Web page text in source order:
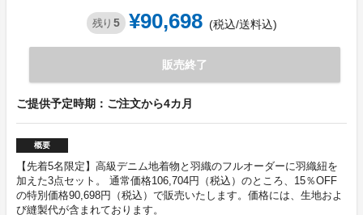
残り 5 ¥90,698 (税込/送料込)
販売終了
ご提供予定時期：ご注文から4カ月
概要
【先着5名限定】高級デニム地着物と羽織のフルオーダーに羽織紐を
加えた3点セット。 通常価格106,704円（税込）のところ、15％OFF
の特別価格90,698円（税込）で販売いたします。価格には、生地およ
び縫製代が含まれております。